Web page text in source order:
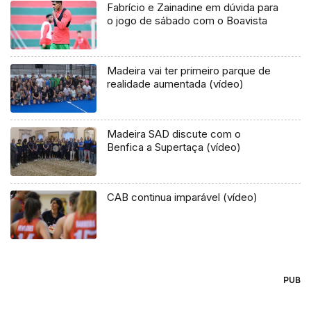
Fabrício e Zainadine em dúvida para
o jogo de sábado com o Boavista
Madeira vai ter primeiro parque de
realidade aumentada (vídeo)
Madeira SAD discute com o
Benfica a Supertaça (vídeo)
CAB continua imparável (vídeo)
PUB